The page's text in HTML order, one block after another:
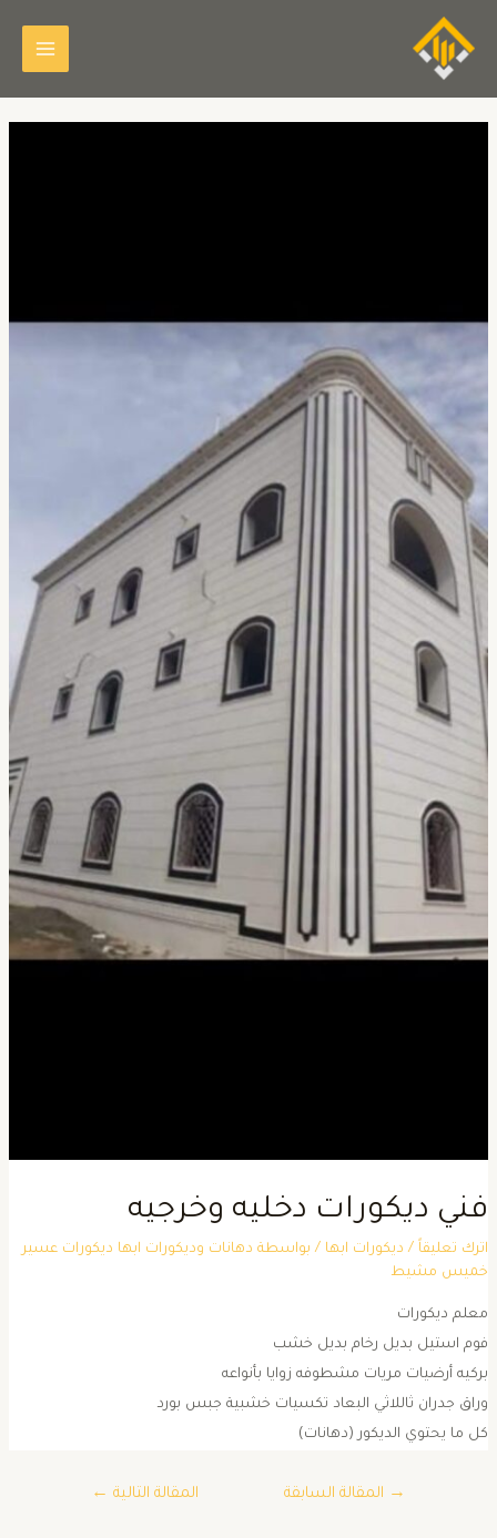
ديكورات دخليه وخرجيه
تعليقاً / ديكورات ابها/ بواسطة دهانات وديكورات ابها ديكورات عسير
مشيط
ديكورات
استيل بديل رخام بديل خشب
أرضيات مريات مشطوفه زوايا بأنواعه
جدران ثاللاثي البعاد تكسيات خشبية جبس بورد
ما يحتوي الديكور (دهانات)
→المقالة السابقة المقالة التالية←